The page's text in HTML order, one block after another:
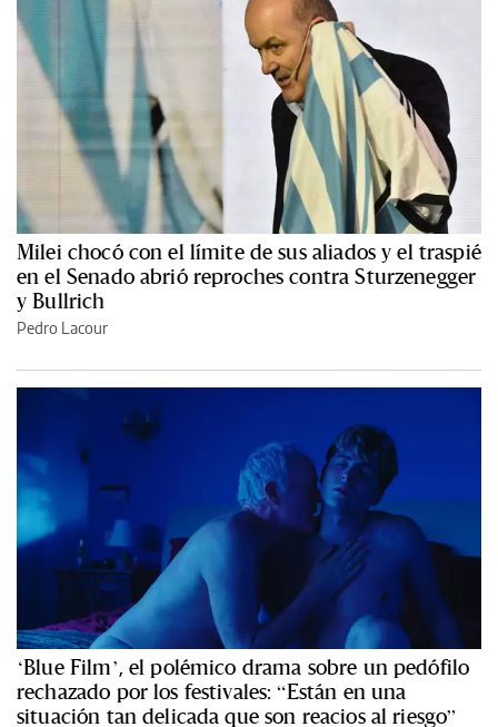
Milei chocó con el límite de sus aliados y el traspié
en el Senado abrió reproches contra Sturzenegger
y Bullrich
Pedro Lacour
‘Blue Film’, el polémico drama sobre un pedófilo
rechazado por los festivales: “Están en una
situación tan delicada que son reacios al riesgo”